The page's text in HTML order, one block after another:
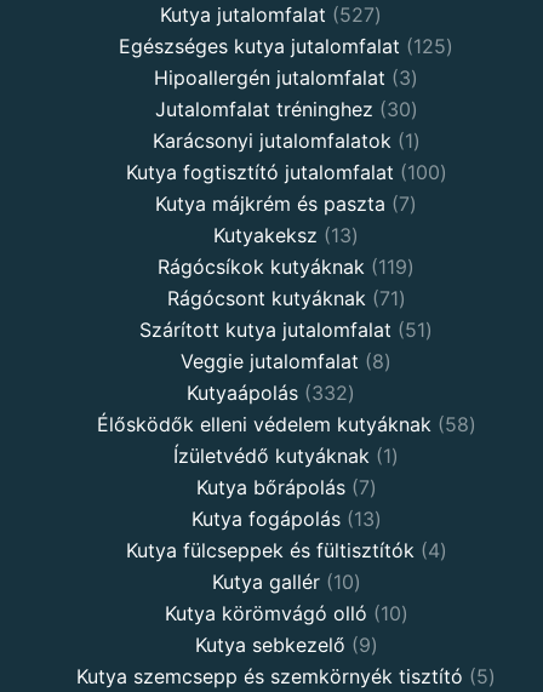
Kutya jutalomfalat
527
Egészséges kutya jutalomfalat
125
Hipoallergén jutalomfalat
3
Jutalomfalat tréninghez
30
Karácsonyi jutalomfalatok
1
Kutya fogtisztító jutalomfalat
100
Kutya májkrém és paszta
7
Kutyakeksz
13
Rágócsíkok kutyáknak
119
Rágócsont kutyáknak
71
Szárított kutya jutalomfalat
51
Veggie jutalomfalat
8
Kutyaápolás 332
Élősködők elleni védelem kutyáknak
58
Ízületvédő kutyáknak
1
Kutya bőrápolás
7
Kutya fogápolás
13
Kutya fülcseppek és fültisztítók
4
Kutya gallér
10
Kutya körömvágó olló
10
Kutya sebkezelő
9
Kutya szemcsepp és szemkörnyék tisztító
5